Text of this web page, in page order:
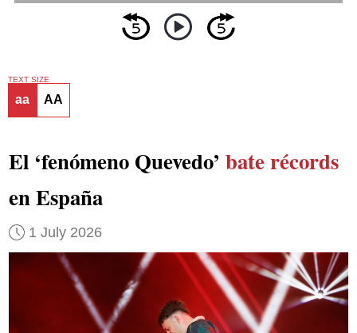
TEXT SIZE
aa AA
El ‘fenómeno Quevedo’ bate récords
en España
1 July 2026